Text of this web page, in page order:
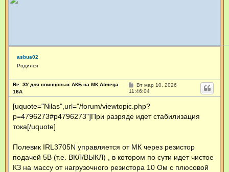
asbua02
Родился
Re: ЗУ для свинцовых АКБ на МК Atmega
16А
С
о
о
щ
е
Вт мар 10, 2026
11:46:04
[uquote="Nilas",url="/forum/viewtopic.php?
p=4796273#p4796273"]При разряде идет стабилизация
тока[/uquote]
Полевик IRL3705N управляется от МК через резистор
подачей 5В (т.е. ВКЛ/ВЫКЛ) , в котором по сути идет чистое
КЗ на массу от нагрузочного резистора 10 Ом с плюсовой